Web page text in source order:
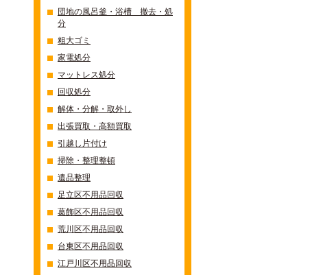
団地の風呂釜・浴槽 撤去・処
分
粗大ゴミ
家電処分
マットレス処分
回収処分
解体・分解・取外し
出張買取・高額買取
引越し片付け
掃除・整理整頓
遺品整理
足立区不用品回収
葛飾区不用品回収
荒川区不用品回収
台東区不用品回収
江戸川区不用品回収